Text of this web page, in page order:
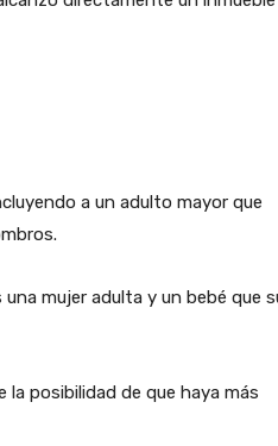
a un adulto mayor que
mujer adulta y un bebé que
posibilidad de que haya más